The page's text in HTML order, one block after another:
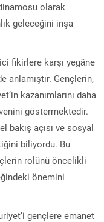
olarak
geleceğini inşa
fikirlere karşı yegâne
anlamıştır. Gençlerin,
kazanımlarını daha
göstermektedir.
bakış açısı ve sosyal
biliyordu. Bu
rolünü öncelikli
önemini
gençlere emanet